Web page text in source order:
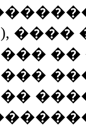
����
��